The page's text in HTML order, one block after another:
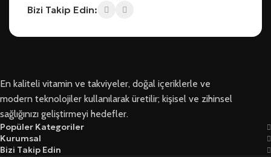
Bizi Takip Edin:
En kaliteli vitamin ve takviyeler, doğal içeriklerle ve
modern teknolojiler kullanılarak üretilir; kişisel ve zihinsel
sağlığınızı geliştirmeyi hedefler.
Popüler Kategoriler
Kurumsal
Bizi Takip Edin